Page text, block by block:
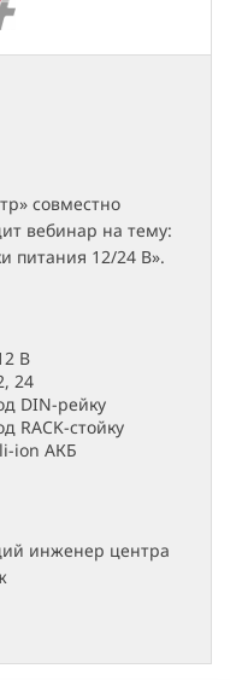
совместно
вебинар на тему:
питания 12/24 В».
В
24
DIN-рейку
RACK-стойку
ion АКБ
инженер центра